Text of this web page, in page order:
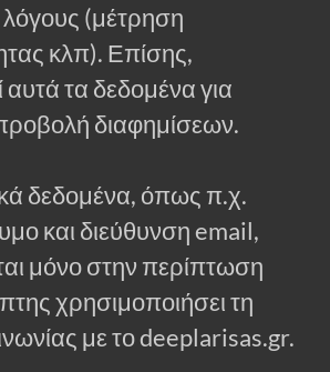
λόγους (μέτρηση
κλπ). Επίσης,
αυτά τα δεδομένα για
διαφημίσεων.
δεδομένα, όπως π.χ.
και διεύθυνση email,
μόνο στην περίπτωση
χρησιμοποιήσει τη
με το deeplarisas.gr.